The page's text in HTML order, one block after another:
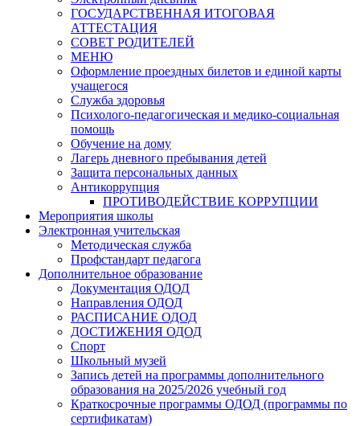
ГОСУДАРСТВЕННАЯ ИТОГОВАЯ
АТТЕСТАЦИЯ
СОВЕТ РОДИТЕЛЕЙ
МЕНЮ
Оформление проездных билетов и единой карты
учащегося
Служба здоровья
Психолого-педагогическая и медико-социальная
помощь
Обучение на дому
Лагерь дневного пребывания детей
Защита персональных данных
Антикоррупция
ПРОТИВОДЕЙСТВИЕ КОРРУПЦИИ
Мероприятия школы
Электронная учительская
Методическая служба
Профстандарт педагога
Дополнительное образование
Документация ОДОД
Направления ОДОД
РАСПИСАНИЕ ОДОД
ДОСТИЖЕНИЯ ОДОД
Спорт
Школьный музей
Запись детей на программы дополнительного
образования на 2025/2026 учебный год
Краткосрочные программы ОДОД (программы по
сертификатам)